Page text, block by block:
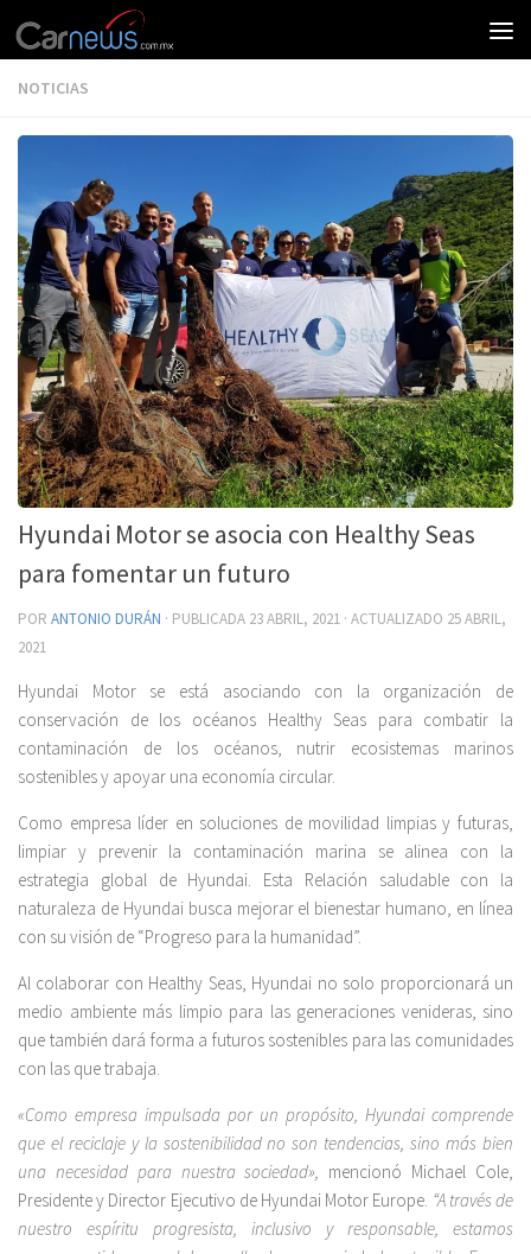
NOTICIAS
Hyundai Motor se asocia con Healthy Seas
para fomentar un futuro
POR ANTONIO DURÁN · PUBLICADA 23 ABRIL, 2021 · ACTUALIZADO 25 ABRIL,
2021
Hyundai Motor se está asociando con la organización de
conservación de los océanos Healthy Seas para combatir la
contaminación de los océanos, nutrir ecosistemas marinos
sostenibles y apoyar una economía circular.
Como empresa líder en soluciones de movilidad limpias y futuras,
limpiar y prevenir la contaminación marina se alinea con la
estrategia global de Hyundai. Esta Relación saludable con la
naturaleza de Hyundai busca mejorar el bienestar humano, en línea
con su visión de “Progreso para la humanidad”.
Al colaborar con Healthy Seas, Hyundai no solo proporcionará un
medio ambiente más limpio para las generaciones venideras, sino
que también dará forma a futuros sostenibles para las comunidades
con las que trabaja.
«Como empresa impulsada por un propósito, Hyundai comprende
que el reciclaje y la sostenibilidad no son tendencias, sino más bien
una necesidad para nuestra sociedad»,
mencionó Michael Cole,
Presidente y Director Ejecutivo de Hyundai Motor Europe. “A través de
nuestro espíritu progresista, inclusivo y responsable, estamos